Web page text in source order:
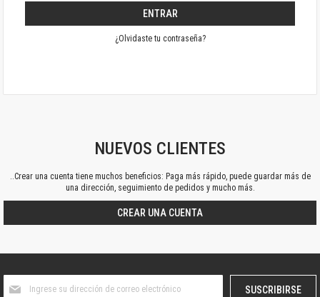
ENTRAR
¿Olvidaste tu contraseña?
NUEVOS CLIENTES
..Crear una cuenta tiene muchos beneficios: Paga más rápido, puede guardar más de
una dirección, seguimiento de pedidos y mucho más.
CREAR UNA CUENTA
SUSCRIBIRSE